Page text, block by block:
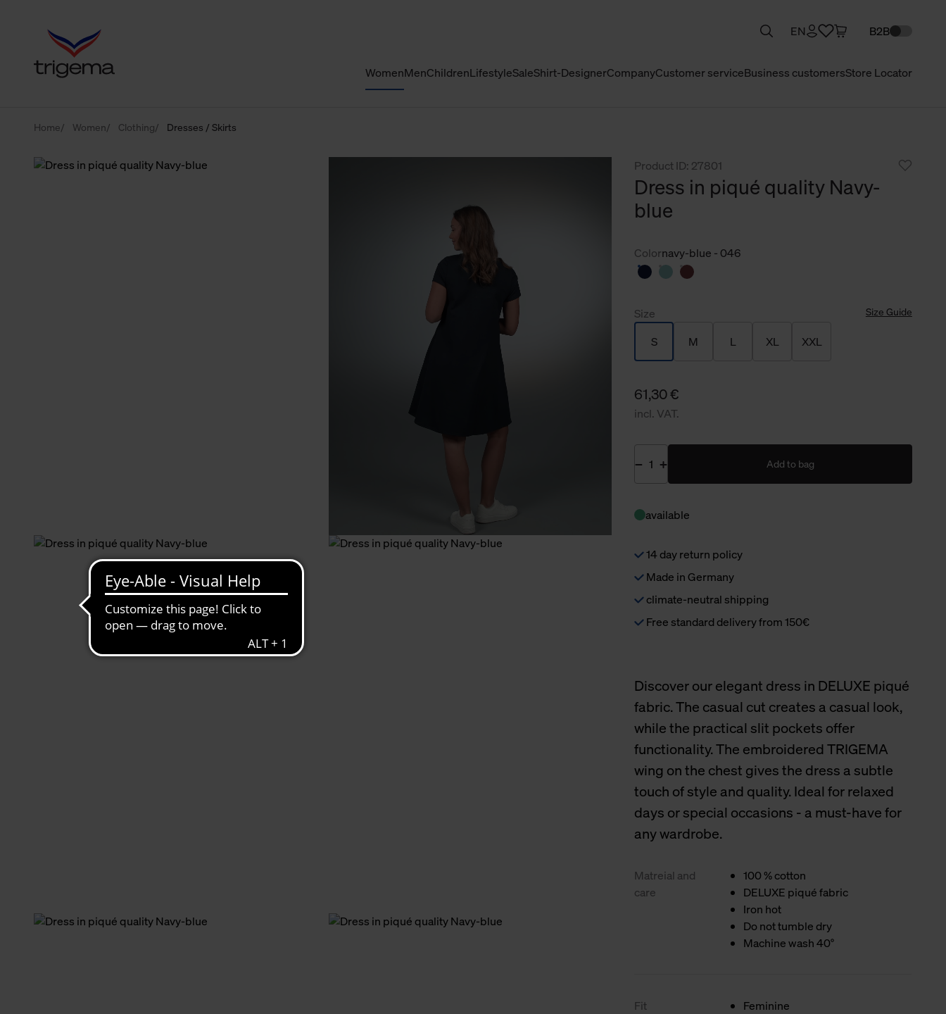
WomenMenChildrenLifestyleSaleShirt-DesignerCompanyCustomer serviceBusiness customersStore Locator
EN B2B
Home Women Clothing Dresses / Skirts
Product ID: 27801
Dress in piqué quality Navy-
blue
Colornavy-blue - 046
Size Size Guide
S M L XL XXL
61,30 €
incl. VAT.
Add to bag
available
14 day return policy
Made in Germany
climate-neutral shipping
Free standard delivery from 150€
Discover our elegant dress in DELUXE piqué
fabric. The casual cut creates a casual look,
while the practical slit pockets offer
functionality. The embroidered TRIGEMA
wing on the chest gives the dress a subtle
touch of style and quality. Ideal for relaxed
days or special occasions - a must-have for
any wardrobe.
Matreial and
care
100 % cotton
DELUXE piqué fabric
Iron hot
Do not tumble dry
Machine wash 40°
Fit
Feminine